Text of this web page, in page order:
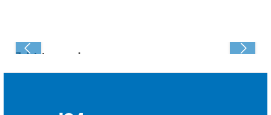
Zuletzt angesehen: